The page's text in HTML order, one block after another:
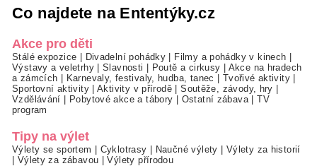
Co najdete na Ententýky.cz
Akce pro děti
Stálé expozice | Divadelní pohádky | Filmy a pohádky v kinech |
Výstavy a veletrhy|Slavnosti | Poutě a cirkusy | Akce na hradech
a zámcích | Karnevaly, festivaly, hudba, tanec | Tvořivé aktivity |
Sportovní aktivity|Aktivity v přírodě |Soutěže, závody, hry |
Vzdělávání | Pobytové akce a tábory | Ostatní zábava |TV
program
Tipy na výlet
Výlety se sportem | Cyklotrasy | Naučné výlety | Výlety za historií
| Výlety za zábavou |Výlety přírodou